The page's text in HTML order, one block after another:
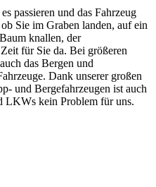
passieren und das Fahrzeug
Sie im Graben landen, auf ein
knallen, der
für Sie da. Bei größeren
das Bergen und
Dank unserer großen
und Bergefahrzeugen ist auch
LKWs kein Problem für uns.